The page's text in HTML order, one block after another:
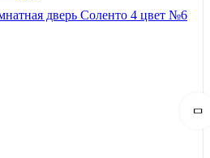
дверь Соленто 4 цвет №6